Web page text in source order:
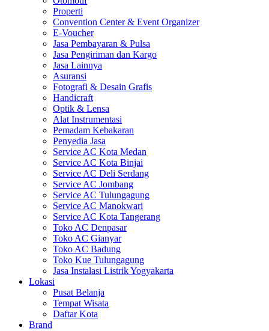
Properti
Convention Center & Event Organizer
E-Voucher
Jasa Pembayaran & Pulsa
Jasa Pengiriman dan Kargo
Jasa Lainnya
Asuransi
Fotografi & Desain Grafis
Handicraft
Optik & Lensa
Alat Instrumentasi
Pemadam Kebakaran
Penyedia Jasa
Service AC Kota Medan
Service AC Kota Binjai
Service AC Deli Serdang
Service AC Jombang
Service AC Tulungagung
Service AC Manokwari
Service AC Kota Tangerang
Toko AC Denpasar
Toko AC Gianyar
Toko AC Badung
Toko Kue Tulungagung
Jasa Instalasi Listrik Yogyakarta
Lokasi
Pusat Belanja
Tempat Wisata
Daftar Kota
Brand